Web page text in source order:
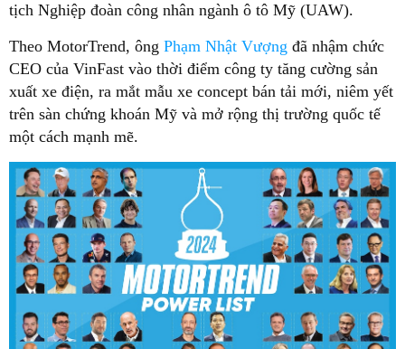
tịch Nghiệp đoàn công nhân ngành ô tô Mỹ (UAW).
Theo MotorTrend, ông Phạm Nhật Vượng đã nhậm chức
CEO của VinFast vào thời điểm công ty tăng cường sản
xuất xe điện, ra mắt mẫu xe concept bán tải mới, niêm yết
trên sàn chứng khoán Mỹ và mở rộng thị trường quốc tế
một cách mạnh mẽ.